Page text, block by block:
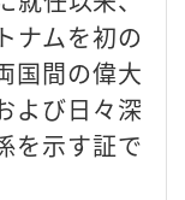
ナムを初の
国間の偉大
よび日々深
を示す証で